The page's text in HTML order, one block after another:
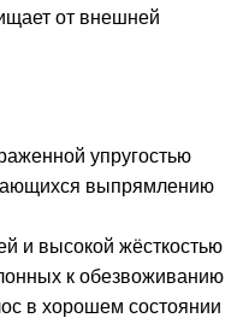
от внешней
упругостью
выпрямлению
и высокой жёсткостью
к обезвоживанию
в хорошем состоянии